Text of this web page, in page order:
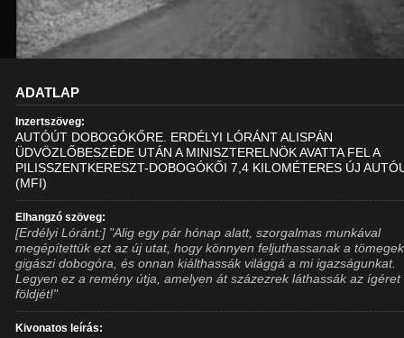
ADATLAP
Inzertszöveg:
AUTÓÚT DOBOGÓKŐRE. ERDÉLYI LÓRÁNT ALISPÁN
ÜDVÖZLŐBESZÉDE UTÁN A MINISZTERELNÖK AVATTA FEL A
PILISSZENTKERESZT-DOBOGÓKŐI 7,4 KILOMÉTERES ÚJ
(MFI)
Elhangzó szöveg:
[Erdélyi Lóránt:] "Alig egy pár hónap alatt, szorgalmas munkával
megépítettük ezt az új utat, hogy könnyen feljuthassanak a
gigászi dobogóra, és onnan kiálthassák világgá a mi igazságunkat.
Legyen ez a remény útja, amelyen át százezrek láthassák az ígéret
földjét!"
Kivonatos leírás: